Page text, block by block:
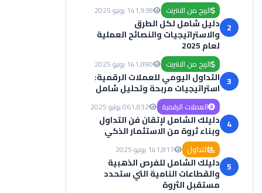
الربح من الانترنت 1,93814 يونيو 2025
2 دليل شامل لكل الطرق
والاستراتيجيات والنصائح العملية
لعام 2025
الربح من الانترنت 1,89014 يونيو 2025
3 التداول اليومي للعملات الرقمية:
استراتيجيات مربحة وتحليل شامل
العملات الرقمية 1,83206 يوليو 2025
4 دليلك الشامل لإتقان فن التداول
وبناء ثروة من الاستثمار الذكي
التداول 1,81714 يونيو 2025
5 دليلك الشامل للفرص الذهبية
والقطاعات النامية التي ستحدد
مستقبل الثروة